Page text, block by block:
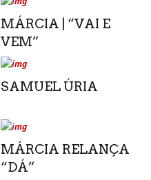
MÁRCIA | “VAI E
VEM”
SAMUEL ÚRIA
MÁRCIA RELANÇA
“DÁ”